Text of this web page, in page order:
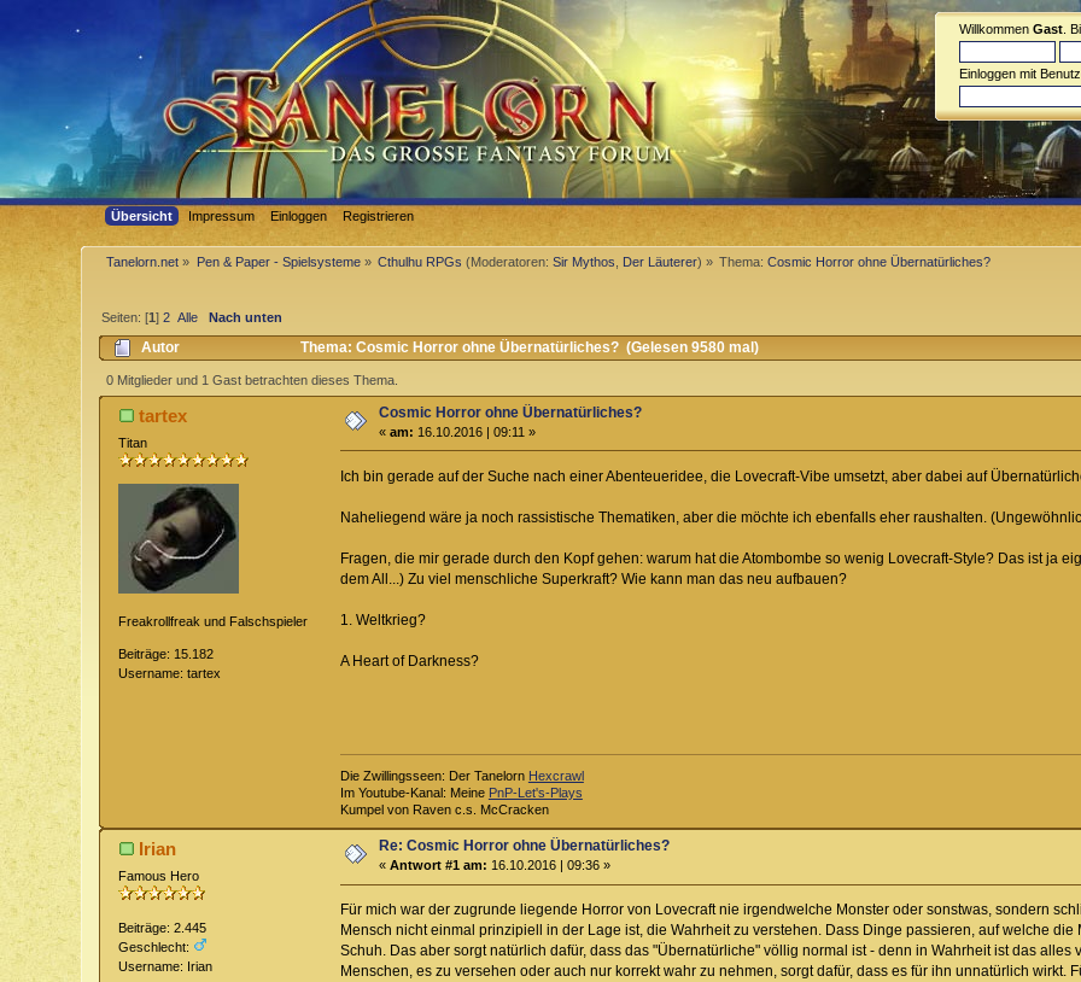
Willkommen Gast .
Einloggen mit
Übersicht Impressum Einloggen Registrieren
Tanelorn.net » Pen & Paper - Spielsysteme» Cthulhu RPGs (Moderatoren:Sir Mythos Der Läuterer) » Thema:Cosmic Horror ohne Übernatürliches?
Seiten: [1]2 Alle Nach unten
Autor Thema: Cosmic Horror ohne Übernatürliches? (Gelesen 9580 mal)
0 Mitglieder und 1 Gast betrachten dieses Thema.
tartex
Titan
Freakrollfreak und Falschspieler
Beiträge: 15.182
Username: tartex
Cosmic Horror ohne Übernatürliches?
«am: 16.10.2016 | 09:11 »
Ich bin gerade auf der Suche nach einer Abenteueridee, die Lovecraft-Vibe umsetzt, aber dabei auf
Naheliegend wäre ja noch rassistische Thematiken, aber die möchte ich ebenfalls eher raushalten.
Fragen, die mir gerade durch den Kopf gehen: warum hat die Atombombe so wenig Lovecraft-Style? Das ist ja
dem All...) Zu viel menschliche Superkraft? Wie kann man das neu aufbauen?
1. Weltkrieg?
A Heart of Darkness?
Die Zwillingsseen: Der Tanelorn Hexcrawl
Im Youtube-Kanal: Meine PnP-Let's-Plays
Kumpel von Raven c.s. McCracken
Irian
Famous Hero
Beiträge: 2.445
Geschlecht:
Username: Irian
Re: Cosmic Horror ohne Übernatürliches?
«Antwort #1 am: 16.10.2016 | 09:36 »
Für mich war der zugrunde liegende Horror von Lovecraft nie irgendwelche Monster oder sonstwas, sondern
Mensch nicht einmal prinzipiell in der Lage ist, die Wahrheit zu verstehen. Dass Dinge passieren, auf welche
Schuh. Das aber sorgt natürlich dafür, dass das "Übernatürliche" völlig normal ist - denn in Wahrheit ist das
Menschen, es zu versehen oder auch nur korrekt wahr zu nehmen, sorgt dafür, dass es für ihn unnatürlich wirkt.